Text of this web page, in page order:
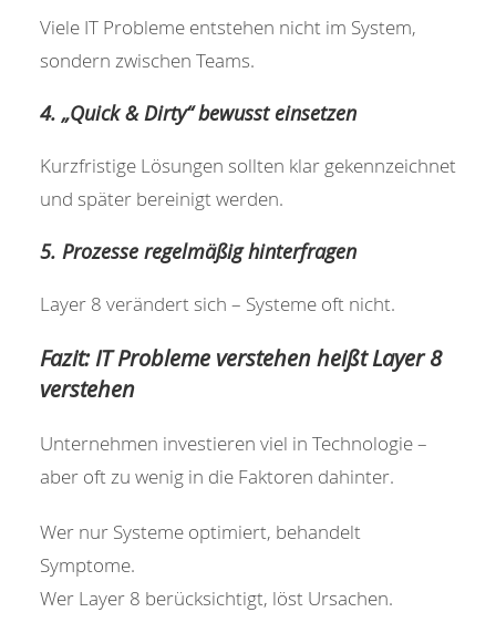
Viele IT Probleme entstehen nicht im System,
sondern zwischen Teams.
4. „Quick & Dirty“ bewusst einsetzen
Kurzfristige Lösungen sollten klar gekennzeichnet
und später bereinigt werden.
5. Prozesse regelmäßig hinterfragen
Layer 8 verändert sich – Systeme oft nicht.
Fazit: IT Probleme verstehen heißt Layer 8
verstehen
Unternehmen investieren viel in Technologie –
aber oft zu wenig in die Faktoren dahinter.
Wer nur Systeme optimiert, behandelt
Symptome.
Wer Layer 8 berücksichtigt, löst Ursachen.